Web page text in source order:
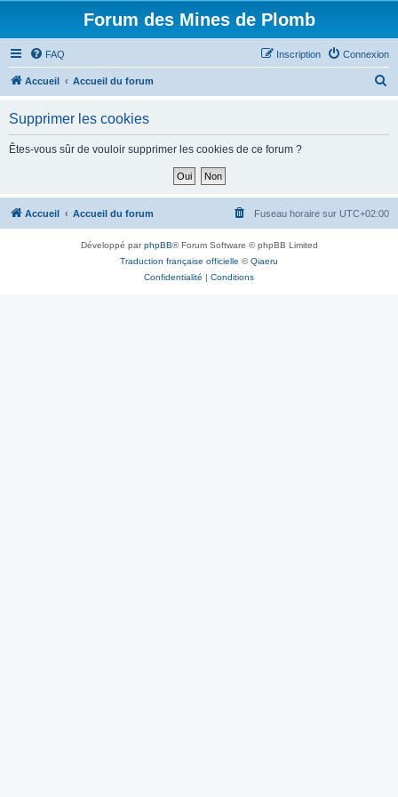
Forum des Mines de Plomb
FAQ Connexion
Inscription
Accueil Accueil du forum
h
Supprimer les cookies
Êtes-vous sûr de vouloir supprimer les cookies de ce forum ?
Accueil Accueil du forum Fuseau horaire sur UTC+02:00
Développé parphpBB® Forum Software © phpBB Limited
Traduction française officielle ©Qiaeru
Confidentialité | Conditions